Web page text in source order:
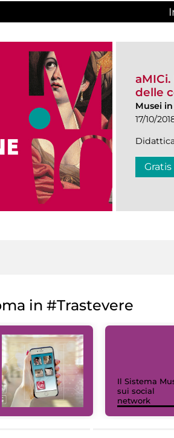
delle
Musei
17/10/
in #Trastevere
Il Sistema
sui social
network